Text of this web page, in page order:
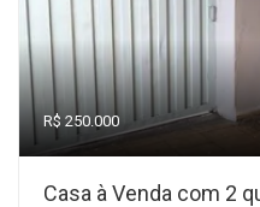
R$ 250.000
Casa à Venda com 2